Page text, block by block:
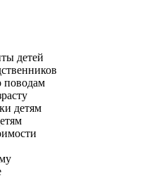
детей
поводам
детям